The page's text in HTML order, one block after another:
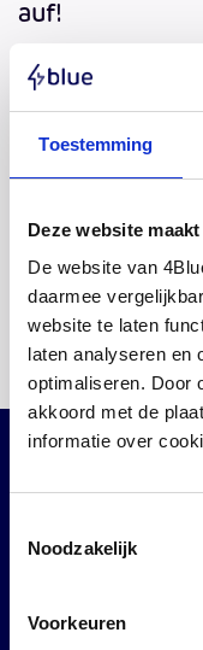
Toestemming
Deze website
De website van
daarmee
website te laten
laten analyseren en
optimaliseren. Door
akkoord met de
informatie over
Noodzakelijk
Voorkeuren
auf!
Wir sind von
Schreib eine
Antwort
WhatsApp
Schnell und
Ruf uns an
Sofort ein
Enphase-System